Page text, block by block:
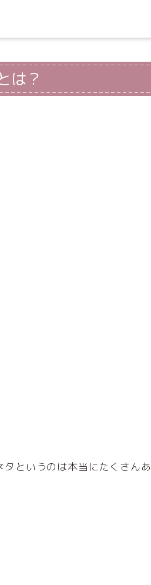
は？
というのは本当にたくさん